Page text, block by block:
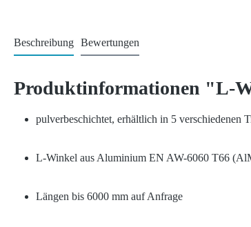
Beschreibung Bewertungen
Produktinformationen "L-
pulverbeschichtet, erhältlich in 5 verschiedenen
L-Winkel aus Aluminium EN AW-6060 T66
Längen bis 6000 mm auf Anfrage